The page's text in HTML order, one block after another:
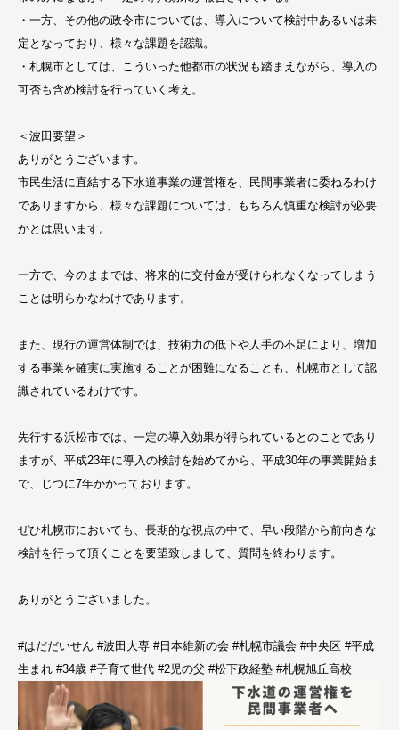
・一方、その他の政令市については、導入について検討中あるいは未
定となっており、様々な課題を認識。
・札幌市としては、こういった他都市の状況も踏まえながら、導入の
可否も含め検討を行っていく考え。
＜波田要望＞
ありがとうございます。
市民生活に直結する下水道事業の運営権を、民間事業者に委ねるわけ
でありますから、様々な課題については、もちろん慎重な検討が必要
かとは思います。
一方で、今のままでは、将来的に交付金が受けられなくなってしまう
ことは明らかなわけであります。
また、現行の運営体制では、技術力の低下や人手の不足により、増加
する事業を確実に実施することが困難になることも、札幌市として認
識されているわけです。
先行する浜松市では、一定の導入効果が得られているとのことであり
ますが、平成23年に導入の検討を始めてから、平成30年の事業開始ま
で、じつに7年かかっております。
ぜひ札幌市においても、長期的な視点の中で、早い段階から前向きな
検討を行って頂くことを要望致しまして、質問を終わります。
ありがとうございました。
#はだだいせん #波田大専 #日本維新の会 #札幌市議会 #中央区 #平成
生まれ #34歳 #子育て世代 #2児の父 #松下政経塾 #札幌旭丘高校